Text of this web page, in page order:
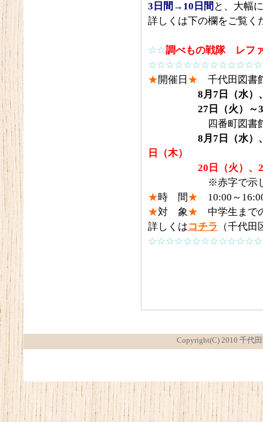
3 日間→10 日間 と、大幅
詳しくは下の欄をご覧く
☆☆調べもの戦隊 レフ
★開催日 ★ 千代田図書
8月7 日（水）
27 日（火）～
四番町図書館（
8月7 日（水）
日（木）
20 日（火） 、
※赤字で示してあ
★時 間★ 10:00～
★対 象★ 中学生まで
詳しくはコチラ
（千代
Copyright(C) 2010 千代